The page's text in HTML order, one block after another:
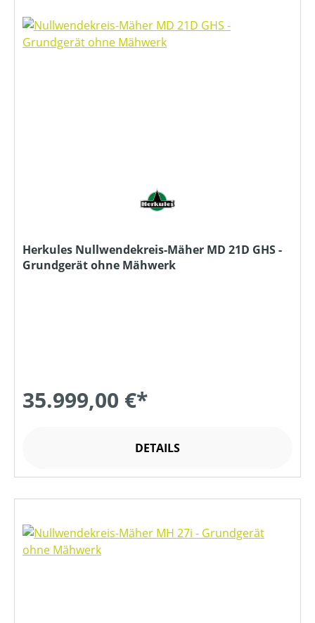
Herkules Nullwendekreis-Mäher MD 21D GHS -
Grundgerät ohne Mähwerk
35.999,00 €*
DETAILS